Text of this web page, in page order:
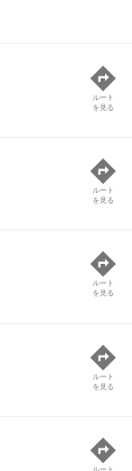
ルート
を見る
ルート
を見る
ルート
を見る
ルート
を見る